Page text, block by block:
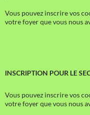
Vous pouvez inscrire vos
votre foyer que vous nous
INSCRIPTION POUR LE
Vous pouvez inscrire vos
votre foyer que vous nous